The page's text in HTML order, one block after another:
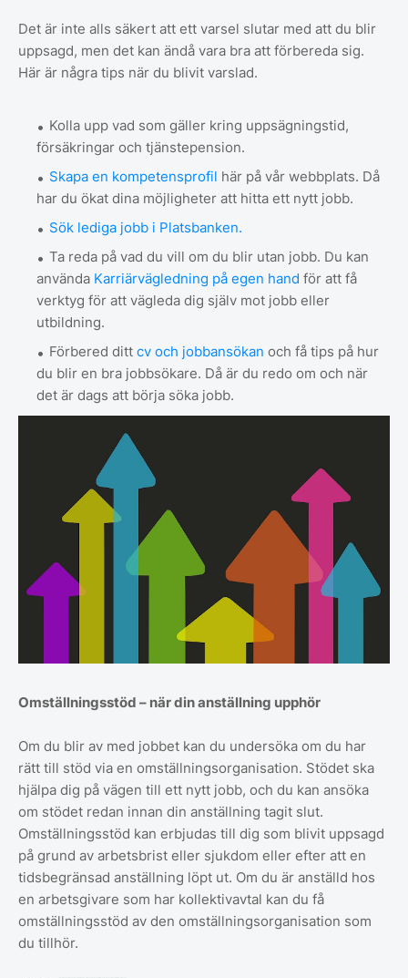
Det är inte alls säkert att ett varsel slutar med att du blir
uppsagd, men det kan ändå vara bra att förbereda sig.
Här är några tips när du blivit varslad.
Kolla upp vad som gäller kring uppsägningstid,
försäkringar och tjänstepension.
Skapa en kompetensprofil här på vår webbplats. Då
har du ökat dina möjligheter att hitta ett nytt jobb.
Sök lediga jobb i Platsbanken.
Ta reda på vad du vill om du blir utan jobb. Du kan
använda Karriärvägledning på egen hand för att få
verktyg för att vägleda dig själv mot jobb eller
utbildning.
Förbered ditt cv och jobbansökan och få tips på hur
du blir en bra jobbsökare. Då är du redo om och när
det är dags att börja söka jobb.
Omställningsstöd – när din anställning upphör
Om du blir av med jobbet kan du undersöka om du har
rätt till stöd via en omställningsorganisation. Stödet ska
hjälpa dig på vägen till ett nytt jobb, och du kan ansöka
om stödet redan innan din anställning tagit slut.
Omställningsstöd kan erbjudas till dig som blivit uppsagd
på grund av arbetsbrist eller sjukdom eller efter att en
tidsbegränsad anställning löpt ut. Om du är anställd hos
en arbetsgivare som har kollektivavtal kan du få
omställningsstöd av den omställningsorganisation som
du tillhör.